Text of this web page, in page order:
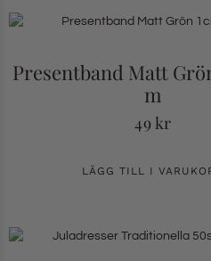
Presentband Matt
m
49kr
LÄGG TILL I